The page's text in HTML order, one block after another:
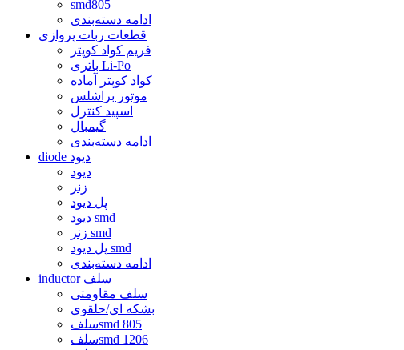
smd805
ادامه دسته‌بندی
قطعات ربات پروازی
فریم کواد کوپتر
باتری Li-Po
کواد کوپتر آماده
موتور براشلس
اسپید کنترل
گیمبال
ادامه دسته‌بندی
diode دیود
دیود
زنر
پل دیود
دیود smd
زنر smd
پل دیود smd
ادامه دسته‌بندی
inductor سلف
سلف مقاومتی
بشکه ای/حلقوی
سلفsmd 805
سلفsmd 1206